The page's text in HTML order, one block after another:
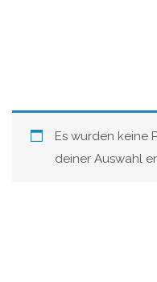
Es wurden keine
deiner Auswahl